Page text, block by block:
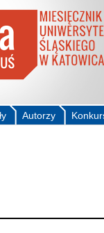
Autorzy